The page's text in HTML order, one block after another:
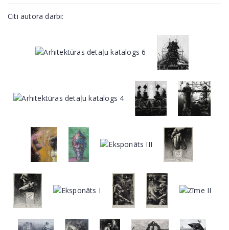
Citi autora darbi: